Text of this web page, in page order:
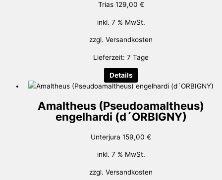
Trias 129,00 €
inkl. 7 % MwSt.
zzgl. Versandkosten
Lieferzeit: 7 Tage
Details
Amaltheus (Pseudoamaltheus)
engelhardi (d´ORBIGNY)
Unterjura 159,00 €
inkl. 7 % MwSt.
zzgl. Versandkosten